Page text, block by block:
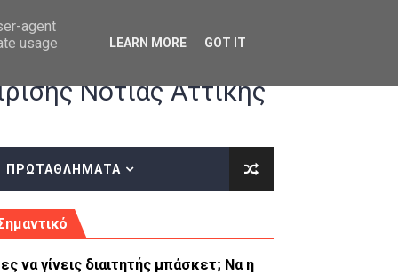
οδηγίες επί του ΚΑΝΟΝΙΣΜΟΥ ΕΓΓΡΑΦΩΝ-ΜΕΤΑΓΡΑΦΩΝ ΤΗΣ
Νότιας Αττικής
ΠΡΩΤΑΘΛΗΜΑΤΑ
να γίνεις διαιτητής μπάσκετ; Να η
agent
usage
LEARN MORE GOT IT